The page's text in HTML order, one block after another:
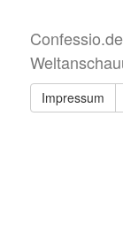
Impressum